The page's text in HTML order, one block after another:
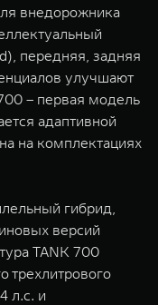
внедорожника
передняя, задняя
улучшают
– первая модель
адаптивной
на комплектациях
гибрид,
версий
TANK 700
трехлитрового
л.с. и